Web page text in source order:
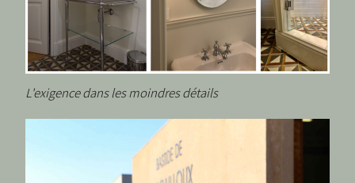
L'exigence dans les moindres détails